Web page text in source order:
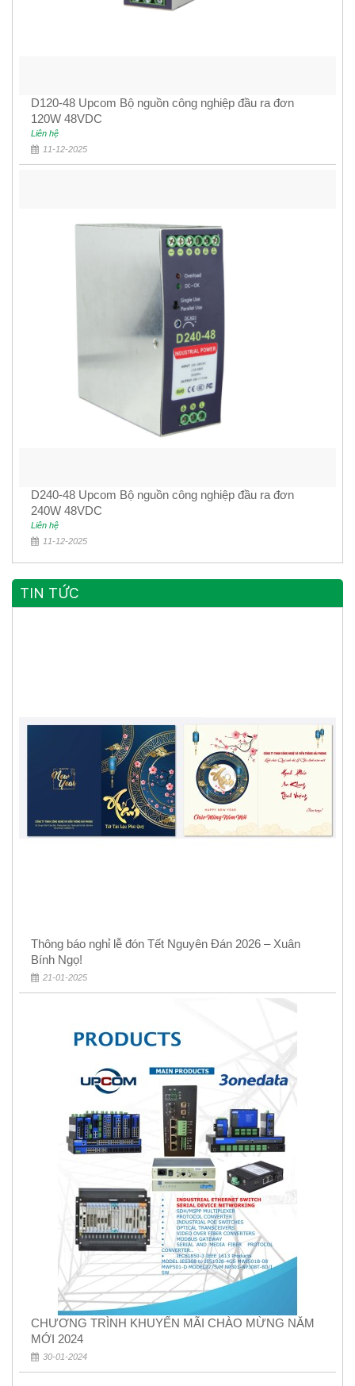
D120-48 Upcom Bộ nguồn công nghiệp đầu ra đơn
120W 48VDC
Liên hệ
11-12-2025
D240-48 Upcom Bộ nguồn công nghiệp đầu ra đơn
240W 48VDC
Liên hệ
11-12-2025
TIN TỨC
Thông báo nghỉ lễ đón Tết Nguyên Đán 2026 – Xuân
Bính Ngọ!
21-01-2025
CHƯƠNG TRÌNH KHUYẾN MÃI CHÀO MỪNG NĂM
MỚI 2024
30-01-2024